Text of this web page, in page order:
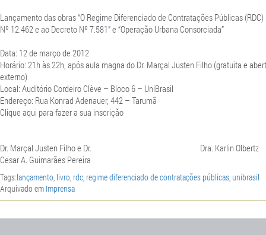
Lançamento das obras “O Regime Diferenciado de Contratações Públicas
Nº 12.462 e ao Decreto Nº 7.581” e “Operação Urbana Consorciada”
Data: 12 de março de 2012
Horário: 21h às 22h, após aula magna do Dr. Marçal Justen Filho (gratuita e
externo)
Local: Auditório Cordeiro Clève – Bloco 6 – UniBrasil
Endereço: Rua Konrad Adenauer, 442 – Tarumã
Clique aqui para fazer a sua inscrição
Dr. Marçal Justen Filho e Dr. Dra. Karlin Olbertz
Cesar A. Guimarães Pereira
Tags:lançamento, livro, rdc, regime diferenciado de contratações públicas, unibrasil
Arquivado em Imprensa